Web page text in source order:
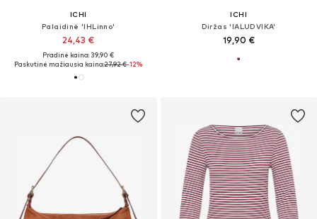
ICHI
Palaidinė 'IHLinno'
24,43 €
Pradinė kaina: 39,90 €
Paskutinė mažiausia kaina:27,92 €-12%
ICHI
Diržas 'IALUDVIKA'
19,90 €